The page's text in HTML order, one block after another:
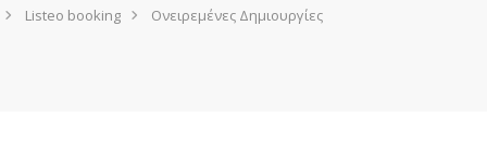
Listeo booking Ονειρεμένες Δημιουργίες